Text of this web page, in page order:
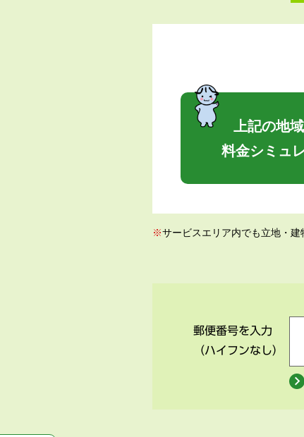
上記の地
料金シミュ
※サービスエリア内でも立地・建
郵便番号を入力
（ハイフンなし）